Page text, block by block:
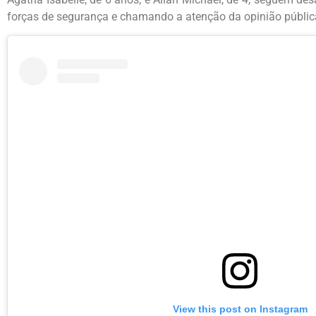
forças de segurança e chamando a atenção da opinião
View this post on Instagram